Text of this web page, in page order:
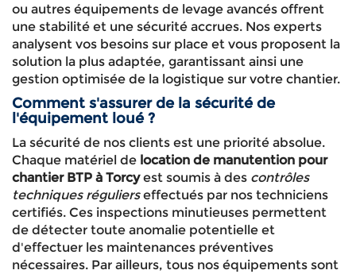
ou autres équipements de levage avancés offrent
une stabilité et une sécurité accrues. Nos experts
analysent vos besoins sur place et vous proposent la
solution la plus adaptée, garantissant ainsi une
gestion optimisée de la logistique sur votre chantier.
Comment s'assurer de la sécurité de
l'équipement loué ?
La sécurité de nos clients est une priorité absolue.
Chaque matériel de location de manutention pour
chantier BTP à Torcyest soumis à des contrôles
techniques régulierseffectués par nos techniciens
certifiés. Ces inspections minutieuses permettent
de détecter toute anomalie potentielle et
d'effectuer les maintenances préventives
nécessaires. Par ailleurs, tous nos équipements sont